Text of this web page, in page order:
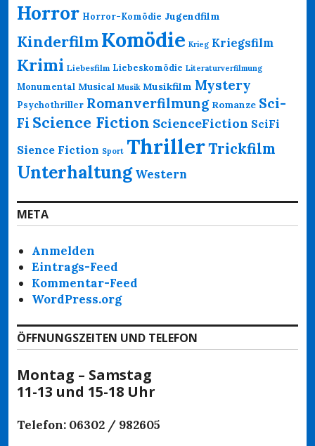
Horror Horror-Komödie Jugendfilm
KinderfilmKomödie Krieg Kriegsfilm
Krimi Liebesfilm Liebeskomödie Literaturverfilmung
Monumental Musical Musik Musikfilm Mystery
Psychothriller Romanverfilmung Romanze Sci-
Fi Science Fiction ScienceFiction SciFi
Sience Fiction Sport ThrillerTrickfilm
Unterhaltung Western
META
Anmelden
Eintrags-Feed
Kommentar-Feed
WordPress.org
ÖFFNUNGSZEITEN UND TELEFON
Montag – Samstag
11-13 und 15-18 Uhr
Telefon: 06302 / 982605